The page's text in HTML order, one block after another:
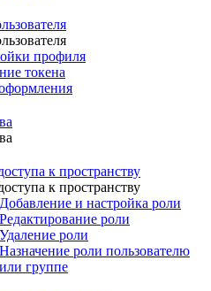
профиля
токена
к пространству
к пространству
Добавление и настройка роли
Редактирование роли
Удаление роли
Назначение роли пользователю
или группе